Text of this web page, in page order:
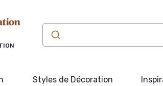
Styles de Décoration